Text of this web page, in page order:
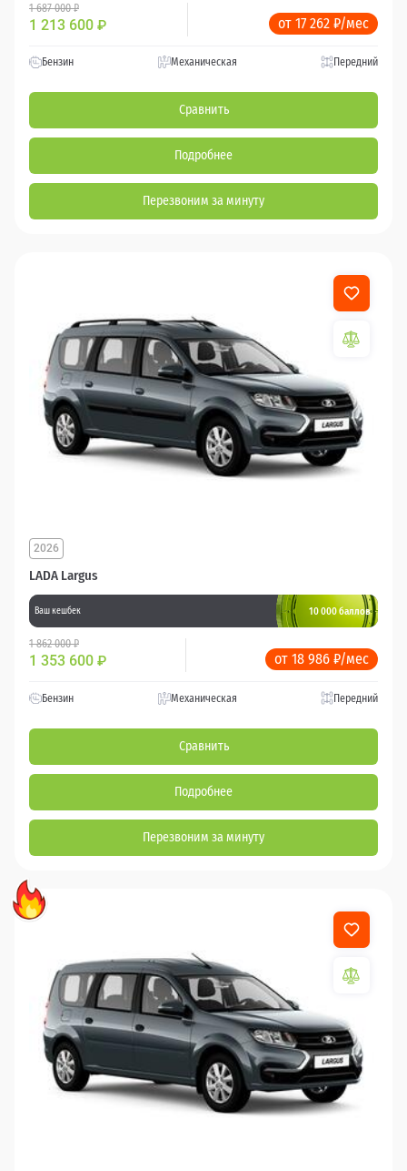
1 687 000 ₽
1 213 600 ₽ от 17 262 ₽/мес
Бензин Механическая Передний
Сравнить
Подробнее
Перезвоним за минуту
LADA Largus
2026
Ваш кешбек 10 000 баллов
1 862 000 ₽
1 353 600 ₽ от 18 986 ₽/мес
Бензин Механическая Передний
Сравнить
Подробнее
Перезвоним за минуту